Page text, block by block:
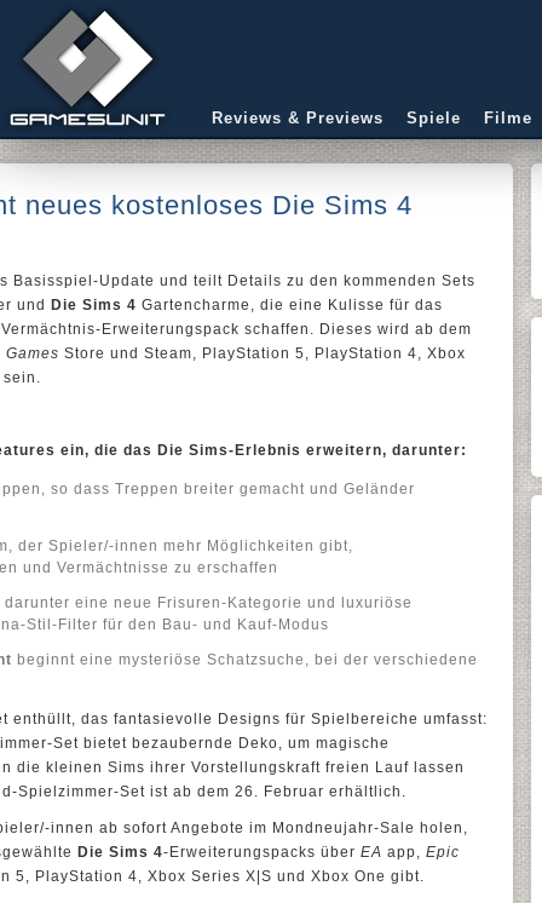
Reviews & Previews Spiele Filme
neues kostenloses Die Sims 4
Basisspiel-Update und teilt Details zu den kommenden Sets
und
Die Sims 4 Gartencharme, die eine Kulisse für das
Erweiterungspack schaffen. Dieses wird ab dem
Games Store und Steam, PlayStation 5, PlayStation 4, Xbox
sein.
ein, die das Die Sims-Erlebnis erweitern, darunter:
so dass Treppen breiter gemacht und Geländer
der Spieler/-innen mehr Möglichkeiten gibt,
und Vermächtnisse zu erschaffen
eine neue Frisuren-Kategorie und luxuriöse
Stil-Filter für den Bau- und Kauf-Modus
beginnt eine mysteriöse Schatzsuche, bei der verschiedene
enthüllt, das fantasievolle Designs für Spielbereiche umfasst:
Set bietet bezaubernde Deko, um magische
die kleinen Sims ihrer Vorstellungskraft freien Lauf lassen
Spielzimmer-Set ist ab dem 26. Februar erhältlich.
innen ab sofort Angebote im Mondneujahr-Sale holen,
Die Sims 4-Erweiterungspacks über EA app, Epic
5, PlayStation 4, Xbox Series X|S und Xbox One gibt.